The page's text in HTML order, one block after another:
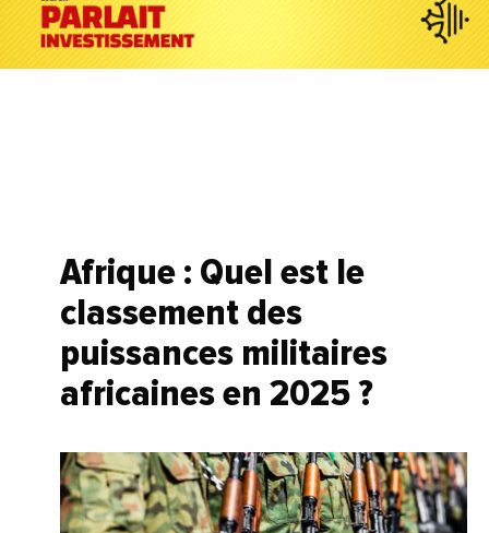
Afrique : Quel est le
classement des
puissances militaires
africaines en 2025 ?